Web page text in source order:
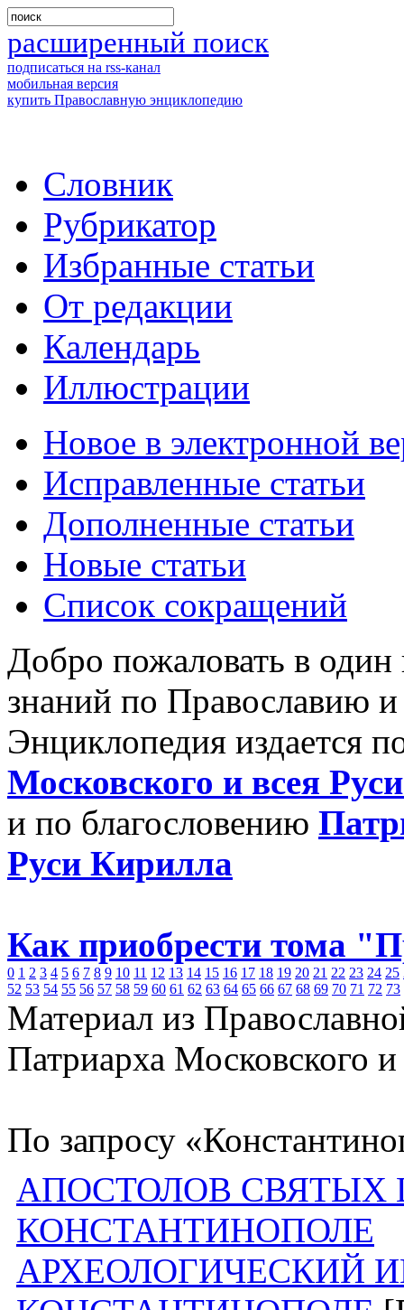
расширенный поиск
подписаться на rss-канал
мобильная версия
купить Православную энциклопедию
Словник
Рубрикатор
Избранные статьи
От редакции
Календарь
Иллюстрации
Новое в электронной
Исправленные статьи
Дополненные статьи
Новые статьи
Список сокращений
Добро пожаловать в
знаний по Православию
Энциклопедия издается
Московского и всея
и по благословению
Руси Кирилла
Как приобрести тома
0 1 2 3 4 5 6 7 8 9 10 11 12 13 14 15 16 17 18 19 20 21 22 23 24 25
52 53 54 55 56 57 58 59 60 61 62 63 64 65 66 67 68 69 70 71 72 73
Материал из
Патриарха Московского
По запросу
АПОСТОЛОВ СВЯТЫХ
КОНСТАНТИНОПОЛЕ
АРХЕОЛОГИЧЕСКИЙ